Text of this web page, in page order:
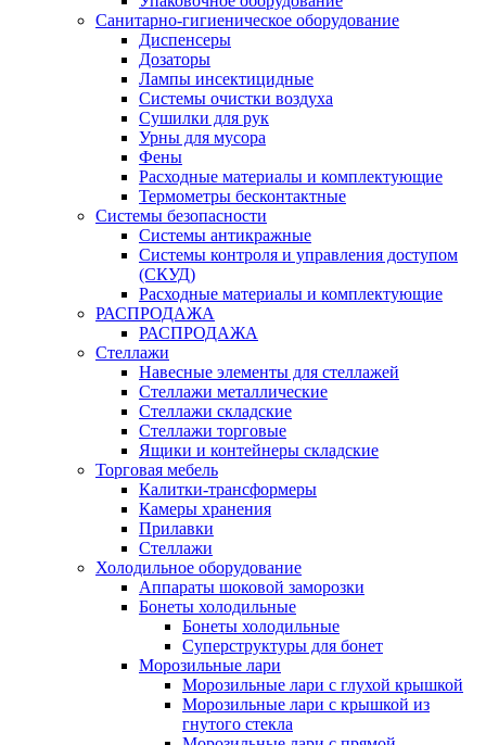
Санитарно-гигиеническое оборудование
Диспенсеры
Дозаторы
Лампы инсектицидные
Системы очистки воздуха
Сушилки для рук
Урны для мусора
Фены
Расходные материалы и комплектующие
Термометры бесконтактные
Системы безопасности
Системы антикражные
Системы контроля и управления доступом
(СКУД)
Расходные материалы и комплектующие
РАСПРОДАЖА
РАСПРОДАЖА
Стеллажи
Навесные элементы для стеллажей
Стеллажи металлические
Стеллажи складские
Стеллажи торговые
Ящики и контейнеры складские
Торговая мебель
Калитки-трансформеры
Камеры хранения
Прилавки
Стеллажи
Холодильное оборудование
Аппараты шоковой заморозки
Бонеты холодильные
Бонеты холодильные
Суперструктуры для бонет
Морозильные лари
Морозильные лари с глухой крышкой
Морозильные лари с крышкой из
гнутого стекла